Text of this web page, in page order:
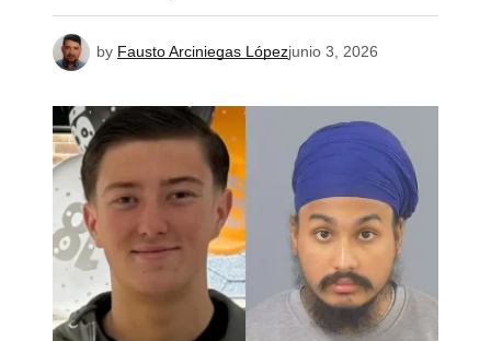
by Fausto Arciniegas Lópezjunio 3, 2026